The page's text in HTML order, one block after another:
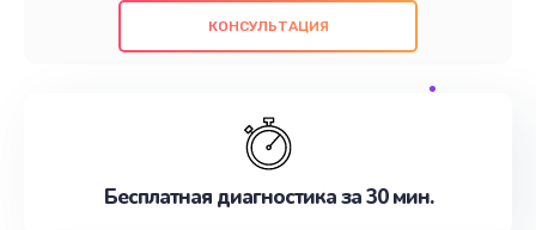
проведенных работ. Наша цель - предоставить
обслуживание, удовлетворяя их потребности
наилучшим образом. Не медлите записаться на
КОНСУЛЬТАЦИЯ
Бесплатная диагностика за 30 мин.